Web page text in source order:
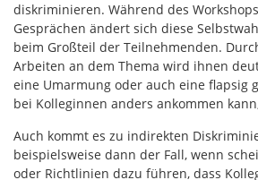
diskriminieren. Während des
Gesprächen ändert sich diese
beim Großteil der Teilnehmenden.
Arbeiten an dem Thema wird ihnen
eine Umarmung oder auch eine flapsig
bei Kolleginnen anders ankommen
Auch kommt es zu indirekten
beispielsweise dann der Fall, wenn
oder Richtlinien dazu führen, dass